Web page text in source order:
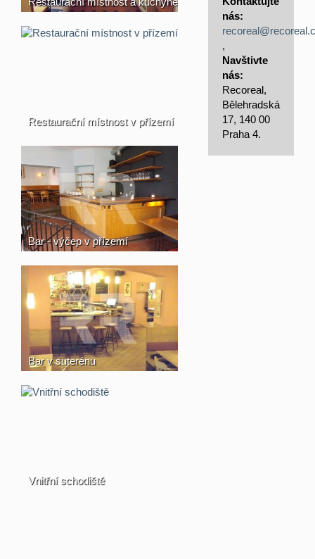
Restaurační místnost v přízemí
Bar - výčep v přízemí
Bar v suterénu
Vnitřní schodiště
nás:
,
Navštivte
nás:
Recoreal,
Bělehradská
17, 140 00
Praha 4.